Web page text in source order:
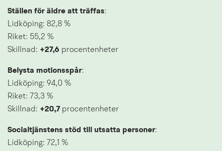
Ställen för äldre att träffas:
Lidköping: 82,8 %
Riket: 55,2 %
Skillnad: +27,6 procentenheter
Belysta motionsspår:
Lidköping: 94,0 %
Riket: 73,3 %
Skillnad: +20,7 procentenheter
Socialtjänstens stöd till utsatta personer:
Lidköping: 72,1 %